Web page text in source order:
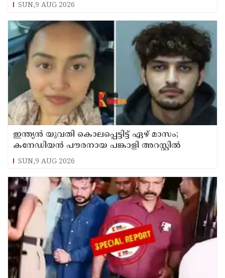
SUN,9 AUG 2026
ഇന്ത്യന്‍ യുവതി കൊലപ്പെട്ടിട്ട് ഏഴ് മാസം;
കനേഡിയന്‍ പൗരനായ പങ്കാളി അറസ്റ്റില്‍
SUN,9 AUG 2026